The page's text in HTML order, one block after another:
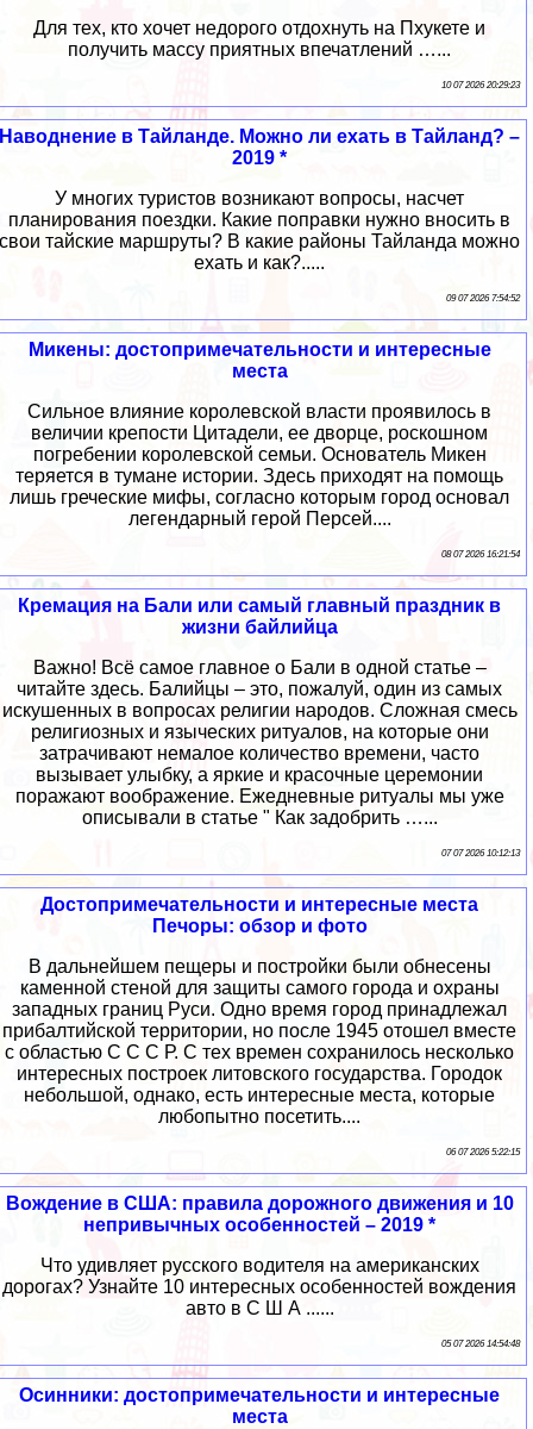
Для тех, кто хочет недорого отдохнуть на Пхукете и
получить массу приятных впечатлений …...
10 07 2026 20:29:23
Наводнение в Тайланде. Можно ли ехать в Тайланд? –
2019 *
У многих туристов возникают вопросы, насчет
планирования поездки. Какие поправки нужно вносить в
свои тайские маршруты? В какие районы Тайланда можно
ехать и как?.....
09 07 2026 7:54:52
Микены: достопримечательности и интересные
места
Сильное влияние королевской власти проявилось в
величии крепости Цитадели, ее дворце, роскошном
погребении королевской семьи. Основатель Микен
теряется в тумане истории. Здесь приходят на помощь
лишь греческие мифы, согласно которым город основал
легендарный герой Персей....
08 07 2026 16:21:54
Кремация на Бали или самый главный праздник в
жизни байлийца
Важно! Всё самое главное о Бали в одной статье –
читайте здесь. Балийцы – это, пожалуй, один из самых
искушенных в вопросах религии народов. Сложная смесь
религиозных и языческих ритуалов, на которые они
затрачивают немалое количество времени, часто
вызывает улыбку, а яркие и красочные церемонии
поражают воображение. Ежедневные ритуалы мы уже
описывали в статье " Как задобрить …...
07 07 2026 10:12:13
Достопримечательности и интересные места
Печоры: обзор и фото
В дальнейшем пещеры и постройки были обнесены
каменной стеной для защиты самого города и охраны
западных границ Руси. Одно время город принадлежал
прибалтийской территории, но после 1945 отошел вместе
с областью С С С Р. С тех времен сохранилось несколько
интересных построек литовского государства. Городок
небольшой, однако, есть интересные места, которые
любопытно посетить....
06 07 2026 5:22:15
Вождение в США: правила дорожного движения и 10
непривычных особенностей – 2019 *
Что удивляет русского водителя на американских
дорогах? Узнайте 10 интересных особенностей вождения
авто в С Ш А ......
05 07 2026 14:54:48
Осинники: достопримечательности и интересные
места